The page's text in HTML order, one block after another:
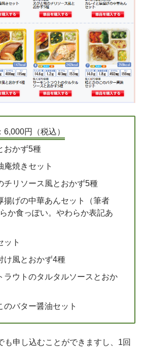
6,000円（税込）
おかず5種
庵焼きセット
チリソース風とおかず5種
揚げの中華あんセット（筆者
か食っぽい。やわらか表記あ
ット
け風とおかず4種
ラウトのタルタルソースとおか
のバター醤油セット
も申し込むことができますし、1回